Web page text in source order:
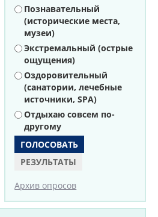
Познавательный
(исторические места,
музеи)
Экстремальный (острые
ощущения)
Оздоровительный
(санатории, лечебные
источники, SPA)
Отдыхаю совсем по-
другому
РЕЗУЛЬТАТЫ
Архив опросов